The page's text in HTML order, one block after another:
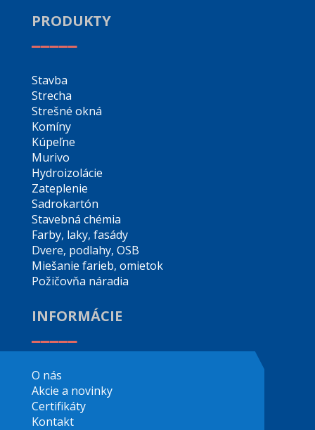
PRODUKTY
Stavba
Strecha
Strešné okná
Komíny
Kúpeľne
Murivo
Hydroizolácie
Zateplenie
Sadrokartón
Stavebná chémia
Farby, laky, fasády
Dvere, podlahy, OSB
Miešanie farieb, omietok
Požičovňa náradia
INFORMÁCIE
O nás
Akcie a novinky
Certifikáty
Kontakt